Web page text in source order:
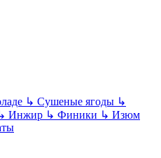
↳ Сушеные ягоды ↳
Инжир ↳ Финики ↳ Изюм